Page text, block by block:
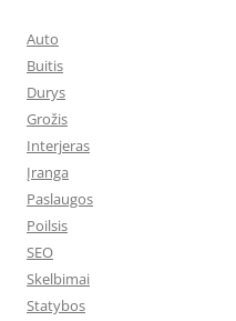
Auto
Buitis
Durys
Grožis
Interjeras
Įranga
Paslaugos
Poilsis
SEO
Skelbimai
Statybos